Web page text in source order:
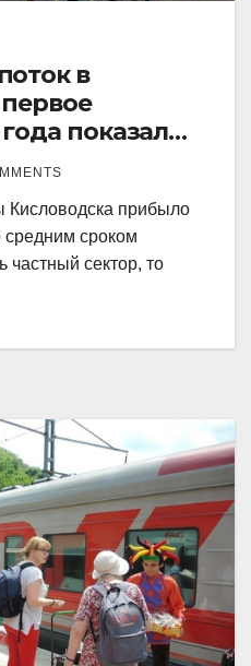
в
показал
21 процент.
Кисловодска прибыло
средним сроком
частный сектор, то